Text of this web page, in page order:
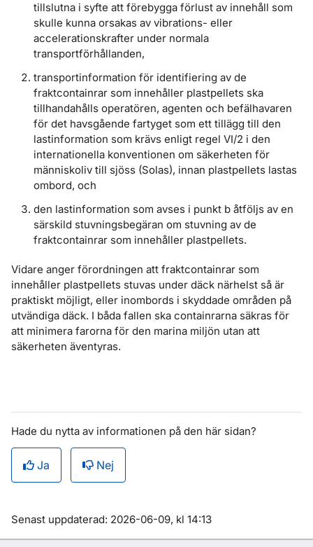
tillslutna i syfte att förebygga förlust av innehåll som
skulle kunna orsakas av vibrations- eller
accelerationskrafter under normala
transportförhållanden,
transportinformation för identifiering av de
fraktcontainrar som innehåller plastpellets ska
tillhandahålls operatören, agenten och befälhavaren
för det havsgående fartyget som ett tillägg till den
lastinformation som krävs enligt regel VI/2 i den
internationella konventionen om säkerheten för
människoliv till sjöss (Solas), innan plastpellets lastas
ombord, och
den lastinformation som avses i punkt b åtföljs av en
särskild stuvningsbegäran om stuvning av de
fraktcontainrar som innehåller plastpellets.
Vidare anger förordningen att fraktcontainrar som
innehåller plastpellets stuvas under däck närhelst så är
praktiskt möjligt, eller inombords i skyddade områden på
utvändiga däck. I båda fallen ska containrarna säkras för
att minimera farorna för den marina miljön utan att
säkerheten äventyras.
Hade du nytta av informationen på den här sidan?
Ja Nej
Om sidan
Senast uppdaterad: 2026-06-09, kl 14:13